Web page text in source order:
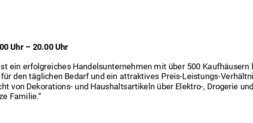
Uhr – 20.00 Uhr
ein erfolgreiches Handelsunternehmen mit über 500
den täglichen Bedarf und ein attraktives Preis-Leistungs-
von Dekorations- und Haushaltsartikeln über Elektro-, Drogerie
Familie.“